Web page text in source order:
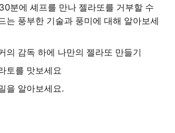
분에 셰프를 만나 젤라또를 거부할 수
는 풍부한 기술과 풍미에 대해 알아보세
의 감독 하에 나만의 젤라또 만들기
토를 맛보세요
을 알아보세요.